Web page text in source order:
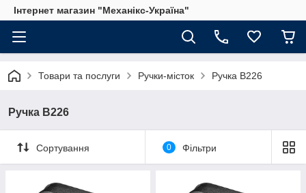
Інтернет магазин "Механікс-Україна"
Товари та послуги Ручки-місток Ручка B226
Ручка B226
Сортування 0 Фільтри